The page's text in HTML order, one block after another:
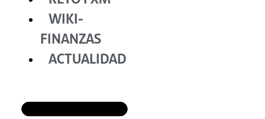
WIKI-
FINANZAS
ACTUALIDAD